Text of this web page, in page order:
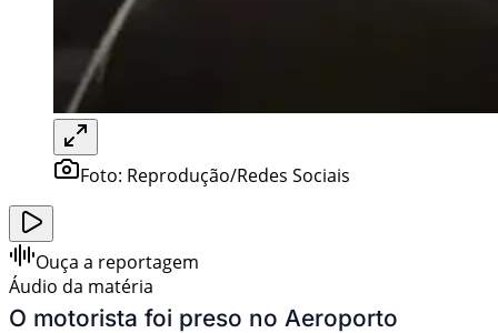
Foto: Reprodução/Redes Sociais
Ouça a reportagem
Áudio da matéria
O motorista foi preso no Aeroporto